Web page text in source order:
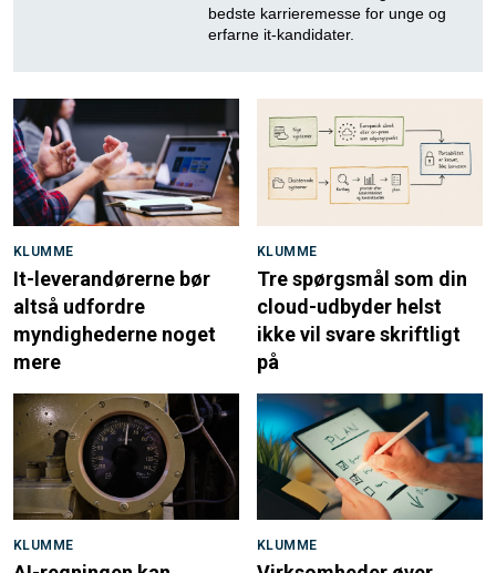
KLUMME
It-leverandørerne bør
altså udfordre
myndighederne noget
mere
KLUMME
Tre spørgsmål som din
cloud-udbyder helst
ikke vil svare skriftligt
på
KLUMME
AI-regningen kan
eksplodere, hvis jeres
KLUMME
Virksomheder øver
brandalarm: